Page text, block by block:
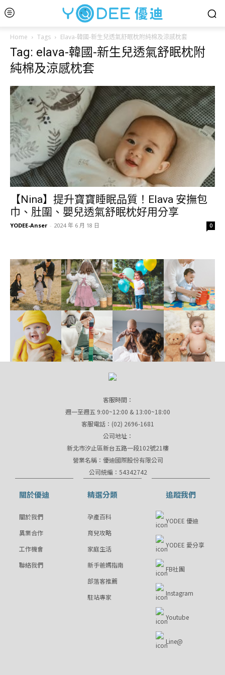
Home Tags Elava-韓國-新生兒透氣舒眠枕附純棉及涼感枕套
Tag: elava-韓國-新生兒透氣舒眠枕附
純棉及涼感枕套
【Nina】提升寶寶睡眠品質！Elava 安撫包
巾、肚圍、嬰兒透氣舒眠枕好用分享
YODEE-Anser - 2024 年 6 月 18 日 0
客服時間：
週一至週五 9:00~12:00 & 13:00~18:00
客服電話：(02) 2696-1681
公司地址：
新北市汐止區新台五路一段102號21樓
營業名稱：優迪國際股份有限公司
公司統編：54342742
關於優迪
關於我們
異業合作
工作機會
聯絡我們
精選分類
孕產百科
育兒攻略
家庭生活
新手爸媽指南
部落客推薦
駐站專家
追蹤我們
YODEE 優迪
YODEE 愛分享
FB社團
Instagram
Youtube
Line@